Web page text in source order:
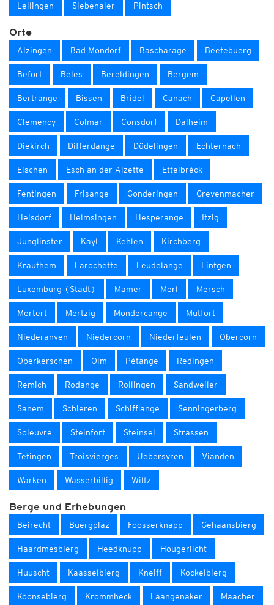
Lellingen Siebenaler Pintsch
Orte
Alzingen Bad Mondorf Bascharage Beetebuerg
Befort Beles Bereldingen Bergem
Bertrange Bissen Bridel Canach Capellen
Clemency Colmar Consdorf Dalheim
Diekirch Differdange Düdelingen Echternach
Eischen Esch an der Alzette Ettelbréck
Fentingen Frisange Gonderingen Grevenmacher
Heisdorf Helmsingen Hesperange Itzig
Junglinster Kayl Kehlen Kirchberg
Krauthem Larochette Leudelange Lintgen
Luxemburg (Stadt) Mamer Merl Mersch
Mertert Mertzig Mondercange Mutfort
Niederanven Niedercorn Niederfeulen Obercorn
Oberkerschen Olm Pétange Redingen
Remich Rodange Rollingen Sandweiler
Sanem Schieren Schifflange Senningerberg
Soleuvre Steinfort Steinsel Strassen
Tetingen Troisvierges Uebersyren Vianden
Warken Wasserbillig Wiltz
Berge und Erhebungen
Beirecht Buergplaz Foosserknapp Gehaansbierg
Haardmesbierg Heedknupp Hougeriicht
Huuscht Kaasselbierg Kneiff Kockelbierg
Koonsebierg Krommheck Laangenaker Maacher